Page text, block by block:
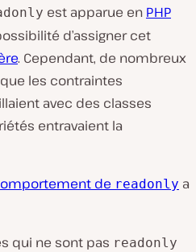
est apparue en PHP
d’assigner cet
. Cependant, de nombreux
les contraintes
avec des classes
entravaient la
de readonly a
qui ne sont pas readonly